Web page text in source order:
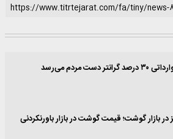
دست مردم می‌رسد
در بازار گوشت؛ قیمت گوشت در بازار باورنکردنی